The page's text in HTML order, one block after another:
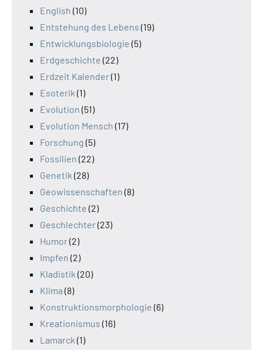
English (10)
Entstehung des Lebens (19)
Entwicklungsbiologie (5)
Erdgeschichte (22)
Erdzeit Kalender(1)
Esoterik (1)
Evolution (51)
Evolution Mensch (17)
Forschung (5)
Fossilien (22)
Genetik (28)
Geowissenschaften (8)
Geschichte (2)
Geschlechter(23)
Humor(2)
Impfen (2)
Kladistik (20)
Klima (8)
Konstruktionsmorphologie (6)
Kreationismus (16)
Lamarck (1)